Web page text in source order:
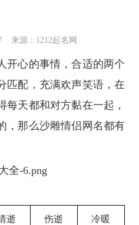
来源：1212起名网
开心的事情，合适的两个
匹配，充满欢声笑语，在
每天都和对方黏在一起，
，那么沙雕情侣网名都有
逝 伤逝 冷暖